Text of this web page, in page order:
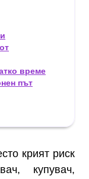
време
път
крият риск
купувач,